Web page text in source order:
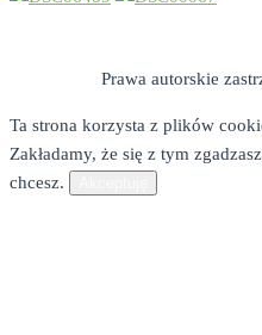
Prawa autorskie
Ta strona korzysta z plików
Zakładamy, że się z tym
chcesz.